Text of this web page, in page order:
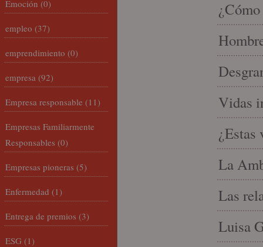
Vidas
¿Estas
La
Las
Luisa
Emoción (0)
empleo (37)
emprendimiento (0)
empresa (92)
Empresa responsable (11)
Empresas Familiarmente
Responsables (0)
Empresas pioneras (5)
Enfermedad (1)
Entrega de premios (3)
ESG (1)